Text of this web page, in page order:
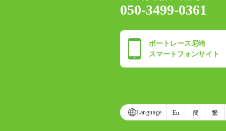
050-3499-0361
ボートレース尼崎
スマートフォンサイト
Language En 簡 繁